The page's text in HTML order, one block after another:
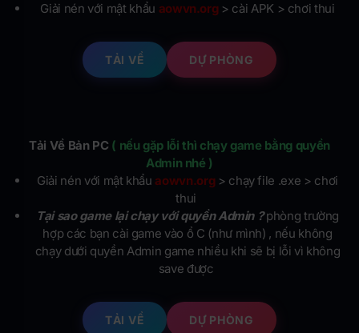
Giải nén với mật khẩu aowvn.org> cài APK > chơi thui
TẢI VỀ DỰ PHÒNG
Tải Về Bản PC ( nếu gặp lỗi thì chạy game bằng quyền
Admin nhé )
Giải nén với mật khẩu aowvn.org> chạy file .exe > chơi
thui
Tại sao game lại chạy với quyền Admin ?phòng trường
hợp các bạn cài game vào ổ C (như mình) , nếu không
chạy dưới quyền Admin game nhiều khi sẽ bị lỗi vì không
save được
TẢI VỀ DỰ PHÒNG